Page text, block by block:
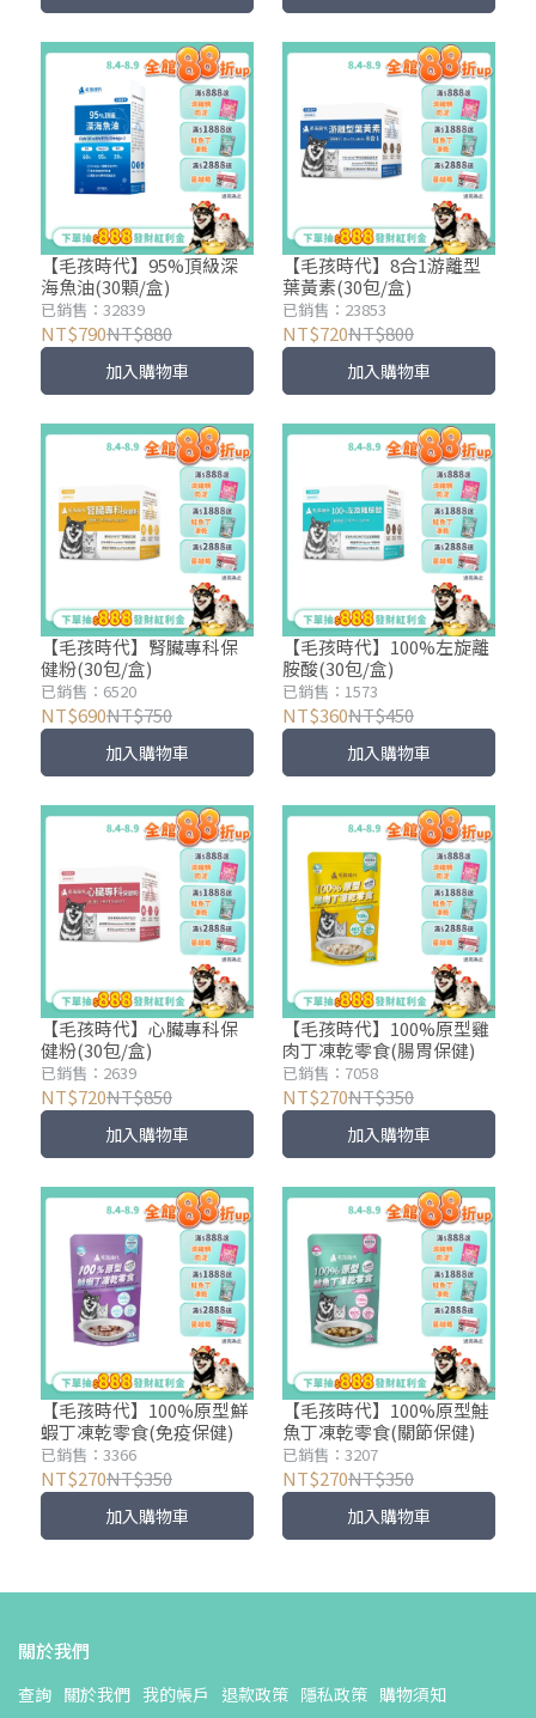
【毛孩時代】95%頂級深
海魚油(30顆/盒)
已銷售：32839
NT$790NT$880
加入購物車
【毛孩時代】8合1游離型
葉黃素(30包/盒)
已銷售：23853
NT$720NT$800
加入購物車
【毛孩時代】腎臟專科保
健粉(30包/盒)
已銷售：6520
NT$690NT$750
加入購物車
【毛孩時代】100%左旋離
胺酸(30包/盒)
已銷售：1573
NT$360NT$450
加入購物車
【毛孩時代】心臟專科保
健粉(30包/盒)
已銷售：2639
NT$720NT$850
加入購物車
【毛孩時代】100%原型雞
肉丁凍乾零食(腸胃保健)
已銷售：7058
NT$270NT$350
加入購物車
【毛孩時代】100%原型鮮
蝦丁凍乾零食(免疫保健)
已銷售：3366
NT$270NT$350
加入購物車
【毛孩時代】100%原型鮭
魚丁凍乾零食(關節保健)
已銷售：3207
NT$270NT$350
加入購物車
關於我們
查詢 關於我們 我的帳戶 退款政策 隱私政策 購物須知